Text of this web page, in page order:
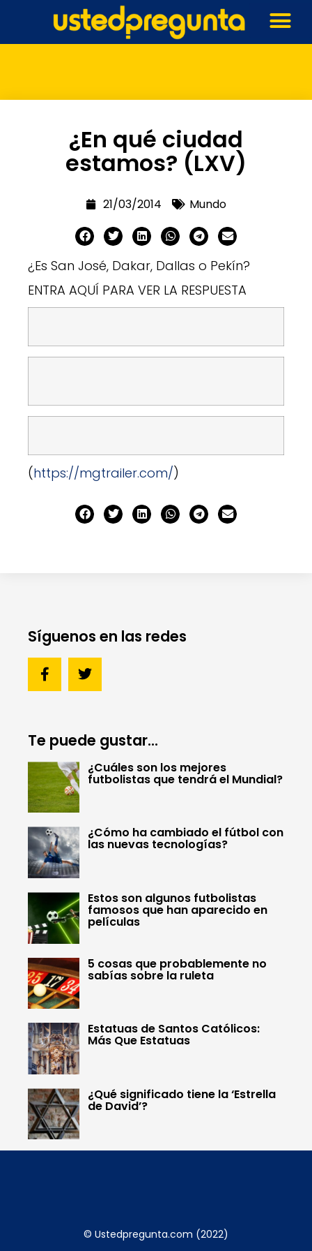
¿En qué ciudad
estamos? (LXV)
21/03/2014 Mundo
¿Es San José, Dakar, Dallas o Pekín?
ENTRA AQUÍ PARA VER LA RESPUESTA
(https://mgtrailer.com/)
Síguenos en las redes
Te puede gustar...
¿Cuáles son los mejores
futbolistas que tendrá el Mundial?
¿Cómo ha cambiado el fútbol con
las nuevas tecnologías?
Estos son algunos futbolistas
famosos que han aparecido en
películas
5 cosas que probablemente no
sabías sobre la ruleta
Estatuas de Santos Católicos:
Más Que Estatuas
¿Qué significado tiene la ‘Estrella
de David’?
© Ustedpregunta.com (2022)